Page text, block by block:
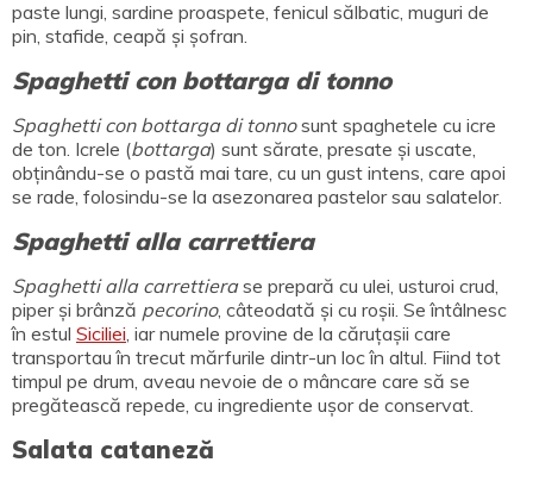
paste lungi, sardine proaspete, fenicul sălbatic, muguri de
pin, stafide, ceapă și șofran.
Spaghetti con bottarga di tonno
Spaghetti con bottarga di tonnosunt spaghetele cu icre
de ton. Icrele (bottarga) sunt sărate, presate și uscate,
obținându-se o pastă mai tare, cu un gust intens, care apoi
se rade, folosindu-se la asezonarea pastelor sau salatelor.
Spaghetti alla carrettiera
Spaghetti alla carrettierase prepară cu ulei, usturoi crud,
piper și brânză pecorino, câteodată și cu roșii. Se întâlnesc
în estul Siciliei, iar numele provine de la căruțașii care
transportau în trecut mărfurile dintr-un loc în altul. Fiind tot
timpul pe drum, aveau nevoie de o mâncare care să se
pregătească repede, cu ingrediente ușor de conservat.
Salata cataneză